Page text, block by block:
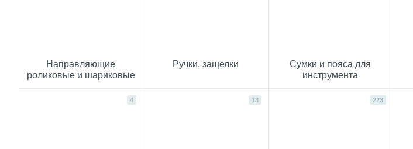
Направляющие
роликовые и шариковые
Ручки, защелки
Сумки и пояса для
инструмента
4 13 223